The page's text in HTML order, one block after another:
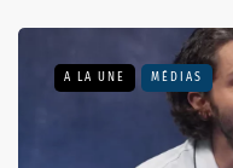
A LA UNE MÉDIAS